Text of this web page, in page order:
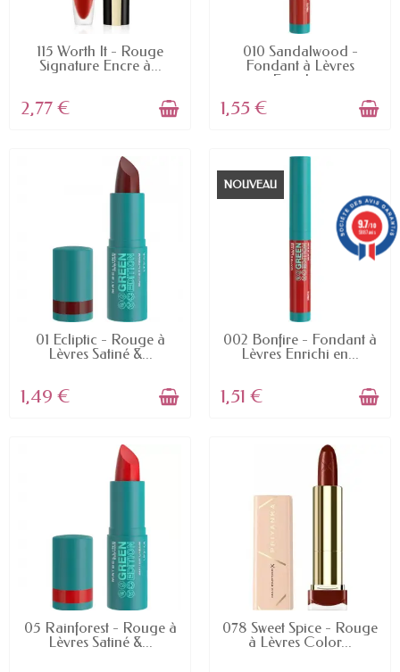
EN STOCK
115 Worth It - Rouge
Signature Encre à...
2,77 €
EN STOCK
010 Sandalwood -
Fondant à Lèvres
Enrichi...
1,55 €
EN STOCK
01 Ecliptic - Rouge à
Lèvres Satiné &...
1,49 €
NOUVEAU
EN STOCK
002 Bonfire - Fondant à
Lèvres Enrichi en...
1,51 €
EN STOCK
05 Rainforest - Rouge à
Lèvres Satiné &...
EN STOCK
078 Sweet Spice - Rouge
à Lèvres Color...
9.7/10
5887 avis